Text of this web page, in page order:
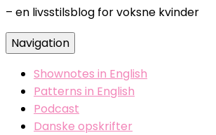
– en livsstilsblog for voksne kvinder
Navigation
Shownotes in English
Patterns in English
Podcast
Danske opskrifter